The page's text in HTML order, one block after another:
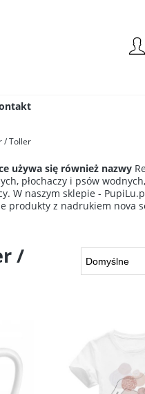
/ Toller
używa się również nazwy
płochaczy i psów wodnych,
W naszym sklepie -
produkty z nadrukiem nova
/